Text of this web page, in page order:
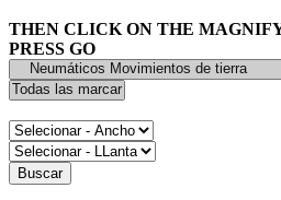
THEN CLICK ON THE
PRESS GO